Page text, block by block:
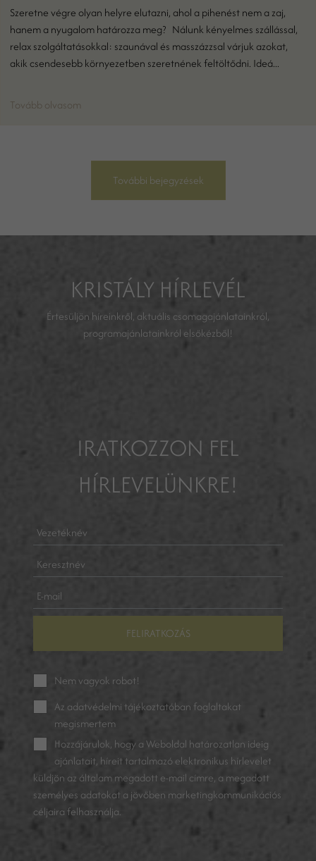
Szeretne végre olyan helyre elutazni, ahol a pihenést nem a zaj,
hanem a nyugalom határozza meg? Nálunk kényelmes szállással,
relax szolgáltatásokkal: szaunával és masszázzsal várjuk azokat,
akik csendesebb környezetben szeretnének feltöltődni. Ideá...
Tovább olvasom
További bejegyzések
KRISTÁLY HÍRLEVÉL
Értesüljön híreinkről, aktuális csomagajánlatainkról,
programajánlatainkról elsőkézből!
IRATKOZZON FEL
HÍRLEVELÜNKRE!
FELIRATKOZÁS
Nem vagyok robot!
Az adatvédelmi tájékoztatóban foglaltakat
megismertem
Hozzájárulok, hogy a Weboldal határozatlan ideig
ajánlatait, híreit tartalmazó elektronikus hírlevelet
küldjön az általam megadott e-mail címre, a megadott
személyes adatokat a jövőben marketingkommunikációs
céljaira felhasználja.